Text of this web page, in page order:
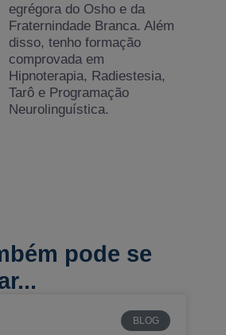
egrégora do Osho e da
Fraternindade Branca. Além
disso, tenho formação
comprovada em
Hipnoterapia, Radiestesia,
Tarô e Programação
Neurolinguística.
pode se
BLOG